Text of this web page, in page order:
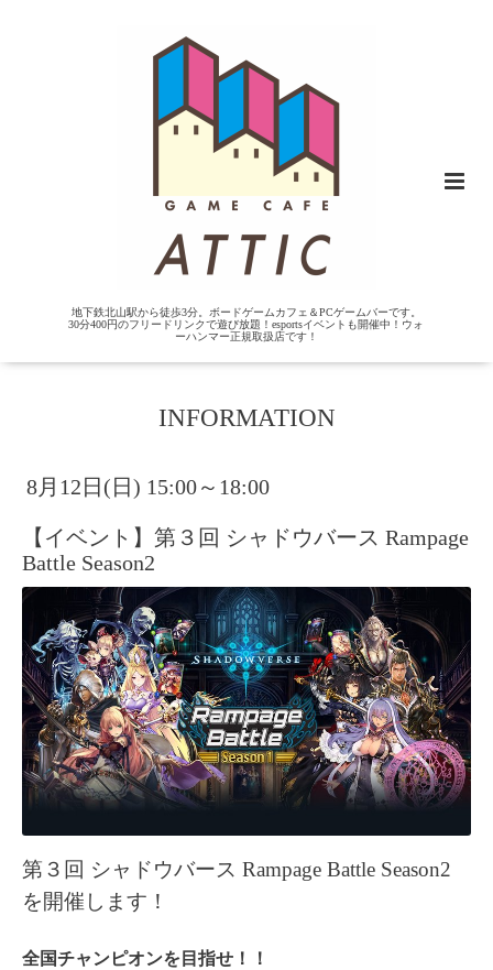
地下鉄北山駅から徒歩3分。ボードゲームカフェ＆PCゲームバーです。
30分400円のフリードリンクで遊び放題！esportsイベントも開催中！ウォ
ーハンマー正規取扱店です！
INFORMATION
8月12日(日) 15:00～18:00
【イベント】第３回 シャドウバース Rampage
Battle Season2
第３回 シャドウバース Rampage Battle Season2
を開催します！
全国チャンピオンを目指せ！！